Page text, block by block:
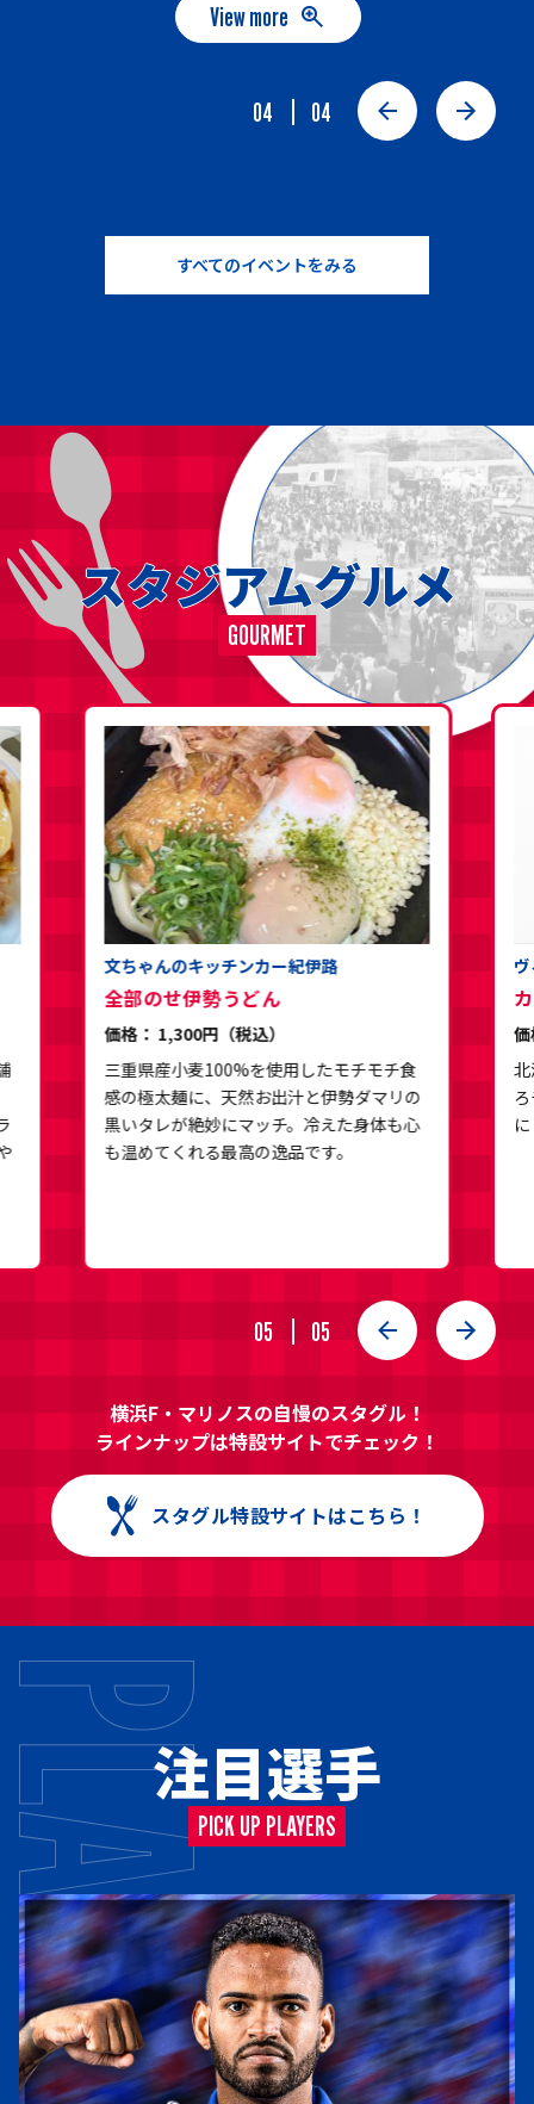
View more
04 04
すべてのイベントをみる
スタジアムグルメ
GOURMET
文ちゃんのキッチンカー紀伊路
全部のせ伊勢うどん
価格： 1,300円（税込）
三重県産小麦100%を使用したモチモチ食
感の極太麺に、天然お出汁と伊勢ダマリの
黒いタレが絶妙にマッチ。冷えた身体も心
も温めてくれる最高の逸品です。
05 05
横浜F・マリノスの自慢のスタグル！
ラインナップは特設サイトでチェック！
スタグル特設サイトはこちら！
注目選手
PICK UP PLAYERS